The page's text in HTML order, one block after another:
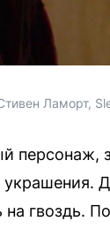
Ламорт,
персонаж,
гвоздь.